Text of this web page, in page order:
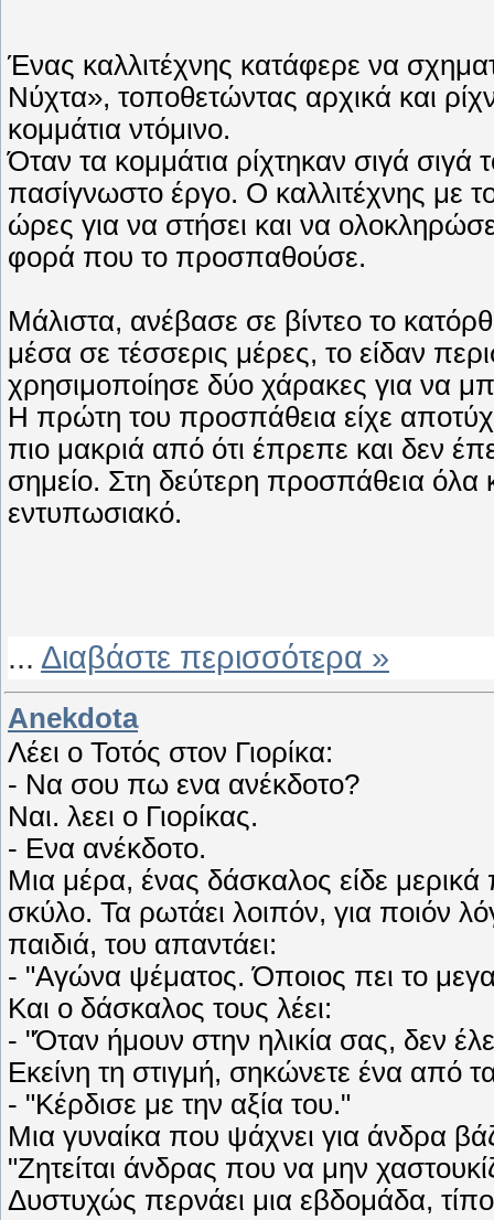
Ένας καλλιτέχνης κατάφερε να
Νύχτα», τοποθετώντας αρχικά και
κομμάτια ντόμινο.
Όταν τα κομμάτια ρίχτηκαν σιγά σιγά
πασίγνωστο έργο. Ο καλλιτέχνης με
ώρες για να στήσει και να
φορά που το προσπαθούσε.
Μάλιστα, ανέβασε σε βίντεο το
μέσα σε τέσσερις μέρες, το είδαν
χρησιμοποίησε δύο χάρακες για να
Η πρώτη του προσπάθεια είχε
πιο μακριά από ότι έπρεπε και δεν
σημείο. Στη δεύτερη προσπάθεια
εντυπωσιακό.
... Διαβάστε περισσότερα »
Anekdota
Λέει ο Τοτός στον Γιορίκα:
- Να σου πω ενα ανέκδοτο?
Ναι. λεει ο Γιορίκας.
- Ενα ανέκδοτο.
Μια μέρα, ένας δάσκαλος είδε
σκύλο. Τα ρωτάει λοιπόν, για ποιόν
παιδιά, του απαντάει:
- "Αγώνα ψέματος. Όποιος πει το
Και ο δάσκαλος τους λέει:
- "Όταν ήμουν στην ηλικία σας, δεν
Εκείνη τη στιγμή, σηκώνετε ένα από τα
- "Κέρδισε με την αξία του."
Μια γυναίκα που ψάχνει για άνδρα
"Ζητείται άνδρας που να μην
Δυστυχώς περνάει μια εβδομάδα,